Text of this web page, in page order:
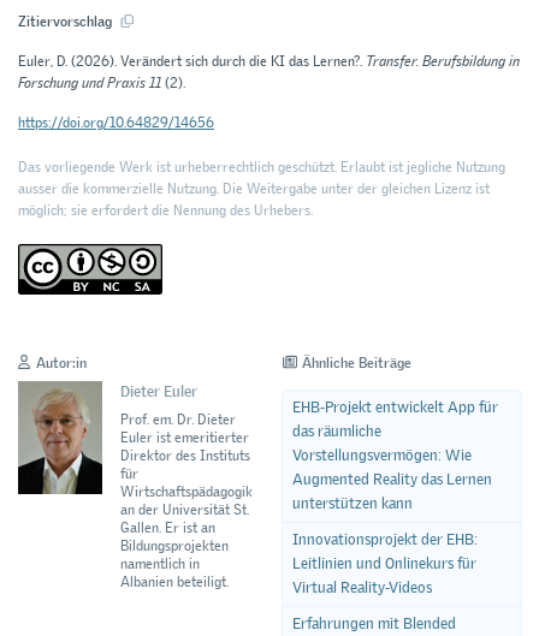
Zitiervorschlag
Euler, D. (2026). Verändert sich durch die KI das Lernen?. Transfer. Berufsbildung in
Forschung und Praxis 11(2).
https://doi.org/10.64829/14656
Das vorliegende Werk ist urheberrechtlich geschützt. Erlaubt ist jegliche Nutzung
ausser die kommerzielle Nutzung. Die Weitergabe unter der gleichen Lizenz ist
möglich; sie erfordert die Nennung des Urhebers.
Autor:in
Dieter Euler
Prof. em. Dr. Dieter
Euler ist emeritierter
Direktor des Instituts
für
Wirtschaftspädagogik
an der Universität St.
Gallen. Er ist an
Bildungsprojekten
namentlich in
Albanien beteiligt.
Ähnliche Beiträge
EHB-Projekt entwickelt App für
das räumliche
Vorstellungsvermögen: Wie
Augmented Reality das Lernen
unterstützen kann
Innovationsprojekt der EHB:
Leitlinien und Onlinekurs für
Virtual Reality-Videos
Erfahrungen mit Blended